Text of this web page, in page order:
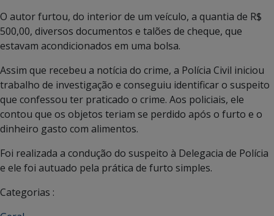
O autor furtou, do interior de um veículo, a quantia de R$
500,00, diversos documentos e talões de cheque, que
estavam acondicionados em uma bolsa.
Assim que recebeu a notícia do crime, a Polícia Civil iniciou
trabalho de investigação e conseguiu identificar o suspeito
que confessou ter praticado o crime. Aos policiais, ele
contou que os objetos teriam se perdido após o furto e o
dinheiro gasto com alimentos.
Foi realizada a condução do suspeito à Delegacia de Polícia
e ele foi autuado pela prática de furto simples.
Categorias :